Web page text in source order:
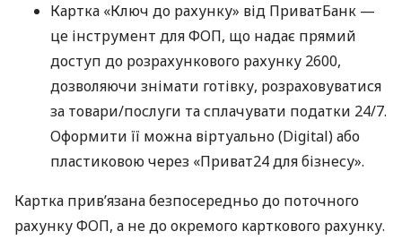
Картка «Ключ до рахунку» від ПриватБанк —
це інструмент для ФОП, що надає прямий
доступ до розрахункового рахунку 2600,
дозволяючи знімати готівку, розраховуватися
за товари/послуги та сплачувати податки 24/7.
Оформити її можна віртуально (Digital) або
пластиковою через «Приват24 для бізнесу».
Картка прив’язана безпосередньо до поточного
рахунку ФОП, а не до окремого карткового рахунку.